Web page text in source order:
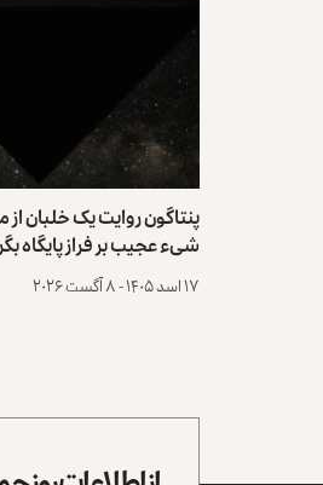
پنتاگون روایت یک خلبان
شیء عجیب بر فراز پایگاه
۱۷ اسد ۱۴۰۵ - ۸ آگست ۲۰۲۶